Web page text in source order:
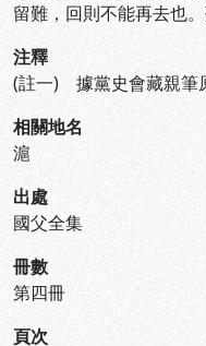
留難，回則不能再去也。
注釋
(註一) 據黨史會藏親筆
相關地名
滬
出處
國父全集
冊數
第四冊
頁次